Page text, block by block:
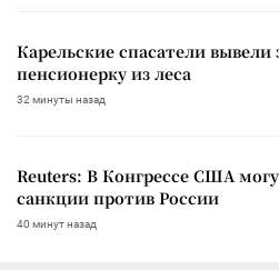
Карельские спасатели
пенсионерку из леса
32 минуты назад
Reuters: В Конгрессе США
санкции против России
40 минут назад